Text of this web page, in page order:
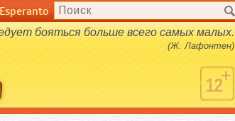
Esperanto
бояться больше всего самых малых.
(Ж. Лафонтен)